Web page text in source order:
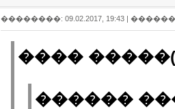
��������: 09.02.2017, 19:43 |
����
������